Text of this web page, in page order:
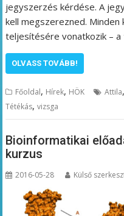
jegyszerzés kérdése. A
kell megszerezned.
teljesítésére vonatkozik –
OLVASS TOVÁBB!
Főoldal, Hírek, HÖK Attila,
Tétékás,vizsga
Bioinformatikai
kurzus
2016-05-28 Külső